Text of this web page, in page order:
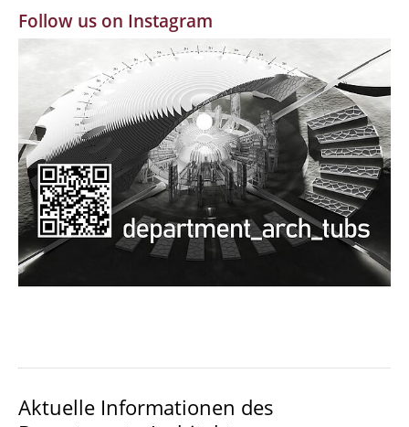
MBW | Modellbauwerkstatt
Alumni | cloud club
Dokumente und Downloads
Follow us on Instagram
Aktuelle Informationen des